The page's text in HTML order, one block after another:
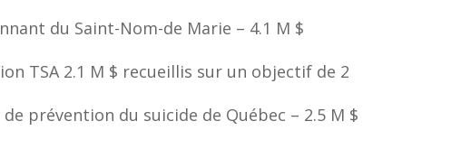
du Saint-Nom-de Marie – 4.1 M $
TSA 2.1 M $ recueillis sur un objectif de 2
prévention du suicide de Québec – 2.5 M $